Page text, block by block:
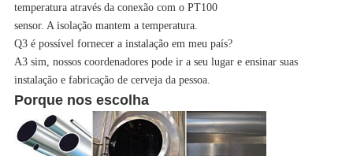
temperatura através da conexão com o PT100
sensor. A isolação mantem a temperatura.
Q3 é possível fornecer a instalação em meu país?
A3 sim, nossos coordenadores pode ir a seu lugar e ensinar suas
instalação e fabricação de cerveja da pessoa.
Porque nos escolha